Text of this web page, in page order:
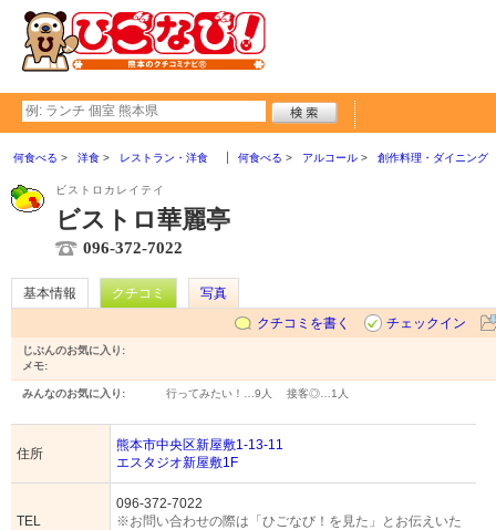
何食べる 洋食 レストラン・洋食 何食べる アルコール 創作料理・ダイニング
ビストロカレイテイ
ビストロ華麗亭
096-372-7022
基本情報 クチコミ
写真
クチコミを書く
チェックイン
じぶんのお気に入り:
メモ:
みんなのお気に入り: 行ってみたい！… 9人 接客◎… 1人
住所
熊本市中央区新屋敷1-13-11
エスタジオ新屋敷1F
TEL
096-372-7022
※お問い合わせの際は「ひごなび！を見た」とお伝えいた